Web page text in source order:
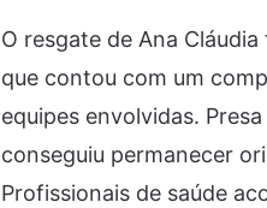
O resgate de Ana
que contou com um
equipes envolvidas.
conseguiu permanecer
Profissionais de saúde